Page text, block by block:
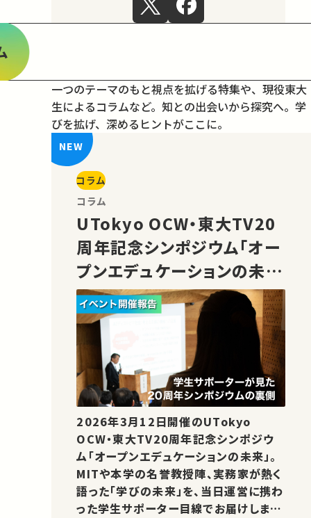
一つのテーマのもと視点を拡げる特集や、現役東大
生によるコラムなど。 知との出会いから探究へ。学
びを拡げ、深めるヒントがここに。
コラム
コラム
UTokyo OCW・東大TV20
周年記念シンポジウム「オー
プンエデュケーションの未
来」の様子をご紹介！
2026年3月12日開催のUTokyo
OCW・東大TV20周年記念シンポジウ
ム「オープンエデュケーションの未来」。
MITや本学の名誉教授陣、実務家が熱く
語った「学びの未来」を、当日運営に携わ
った学生サポーター目線でお届けしま